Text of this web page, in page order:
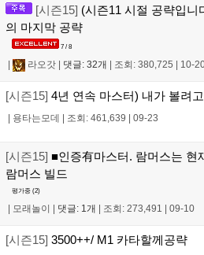
[시즌15] (시즌11 시절 공략입니
의 마지막 공략
7 / 8
라오갓 댓글: 32개 조회: 380,725 10-
[시즌15] 4년 연속 마스터) 내가 볼려
용타는모데 조회: 461,639 09-23
[시즌15] ■인증有마스터. 람머스는 현
람머스 빌드
평가중 (2)
| 모래놀이 | 댓글: 1개 | 조회: 273,491 | 09-10
[시즌15] 3500++/ M1 카타할께공략